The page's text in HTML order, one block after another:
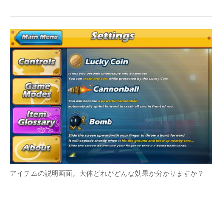
アイテムの説明画面。大体どれがどんな効果か分かりますか？